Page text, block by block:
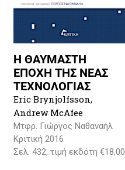
Η ΘΑΥΜΑΣΤΗ
ΕΠΟΧΗ ΤΗΣ ΝΕΑΣ
ΤΕΧΝΟΛΟΓΙΑΣ
Eric Brynjolfsson,
Andrew McAfee
Μτφρ. Γιώργος Ναθαναήλ
Κριτική 2016
Σελ. 432, τιμή εκδότη €18,00